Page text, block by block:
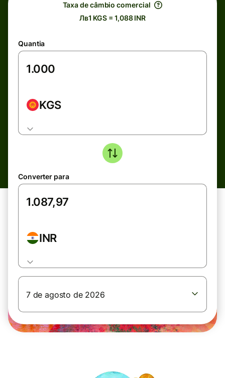
Taxa de câmbio comercial
Лв1 KGS = 1,088 INR
Quantia
KGS
Converter para
INR
7 de agosto de 2026